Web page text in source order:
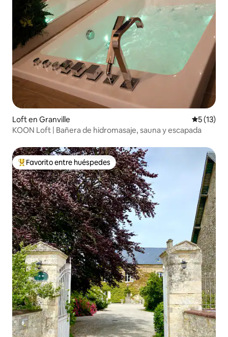
Loft en Granville
5 (13)
KOON Loft | Bañera de hidromasaje, sauna y escapada
Favorito entre huéspedes preferido
Favorito entre huéspedes